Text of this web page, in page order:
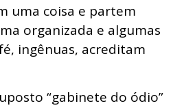
uma coisa e partem
organizada e algumas
ingênuas, acreditam
“gabinete do ódio”